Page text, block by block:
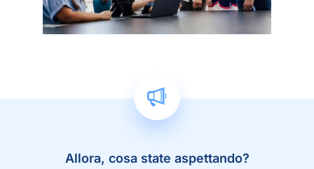
Allora, cosa state aspettando?